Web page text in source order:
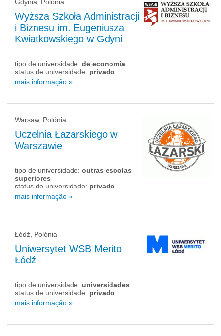
Gdynia, Polónia
Wyższa Szkoła Administracji
i Biznesu im. Eugeniusza
Kwiatkowskiego w Gdyni
tipo de universidade: de economia
status de universidade: privado
mais informação »
Warsaw, Polónia
Uczelnia Łazarskiego w
Warszawie
tipo de universidade: outras escolas
superiores
status de universidade: privado
mais informação »
Łódź, Polónia
Uniwersytet WSB Merito
Łódź
tipo de universidade: universidades
status de universidade: privado
mais informação »